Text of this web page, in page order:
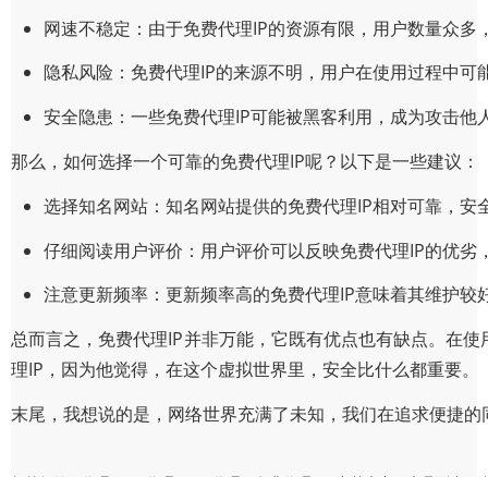
网速不稳定：由于免费代理IP的资源有限，用户数量众多
隐私风险：免费代理IP的来源不明，用户在使用过程中可
安全隐患：一些免费代理IP可能被黑客利用，成为攻击他
那么，如何选择一个可靠的免费代理IP呢？以下是一些建议：
选择知名网站：知名网站提供的免费代理IP相对可靠，安
仔细阅读用户评价：用户评价可以反映免费代理IP的优劣
注意更新频率：更新频率高的免费代理IP意味着其维护较
总而言之，免费代理IP并非万能，它既有优点也有缺点。在
理IP，因为他觉得，在这个虚拟世界里，安全比什么都重要。
末尾，我想说的是，网络世界充满了未知，我们在追求便捷